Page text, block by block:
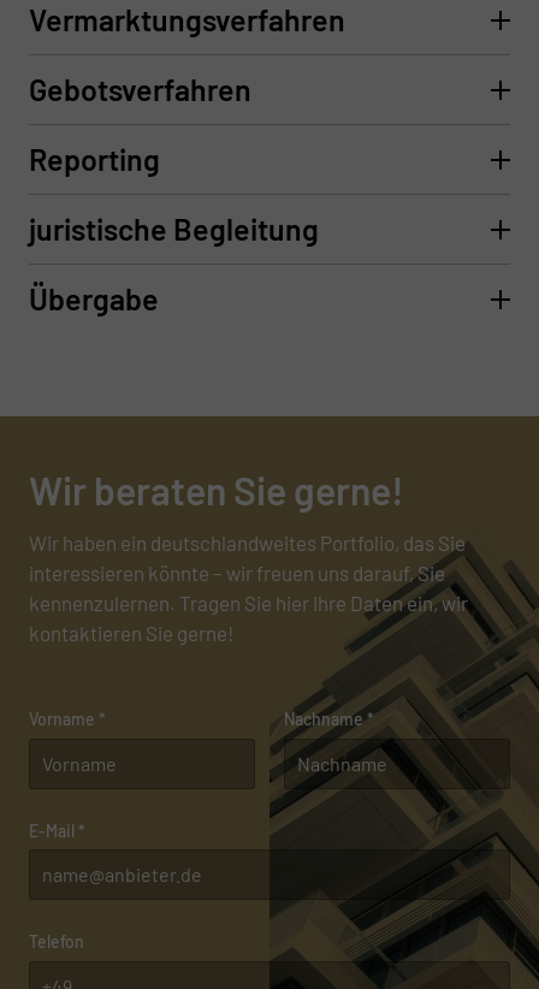
Vermarktungsverfahren
Gebotsverfahren
Reporting
juristische Begleitung
Übergabe
Wir beraten Sie gerne!
Wir haben ein deutschlandweites Portfolio, das Sie
interessieren könnte – wir freuen uns darauf, Sie
kennenzulernen. Tragen Sie hier Ihre Daten ein, wir
kontaktieren Sie gerne!
Vorname * Nachname*
E-Mail *
Telefon